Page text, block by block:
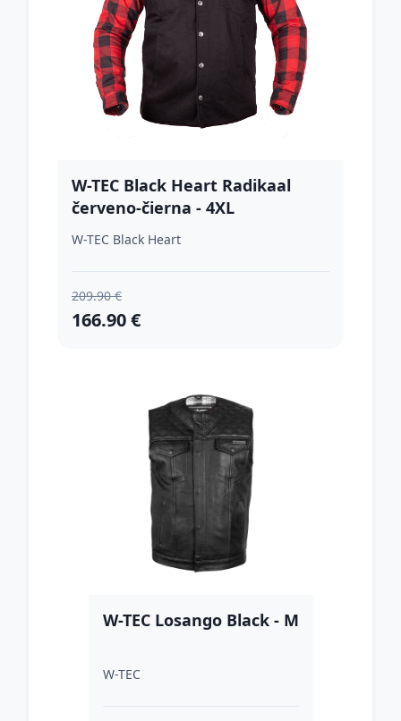
W-TEC Black Heart Radikaal
červeno-čierna - 4XL
W-TEC Black Heart
209.90 €
166.90 €
W-TEC Losango Black - M
W-TEC